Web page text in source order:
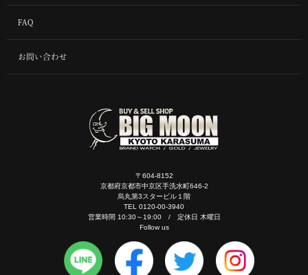
FAQ
お問い合わせ
〒604-8152
京都府京都市中京区手洗水町646-2
烏丸第3スタービル１階
TEL 0120-00-3940
営業時間 10:30～19:00 / 定休日 木曜日
Follow us